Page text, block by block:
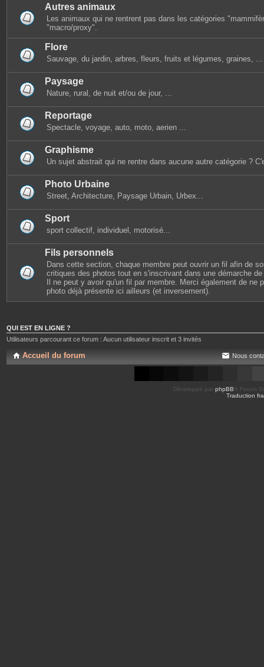
Autres animaux
Les animaux qui ne rentrent pas dans les catégories
"macro/proxy".
Flore
Sauvage, du jardin, arbres, fleurs, fruits et légumes, graines, ...
Paysage
Nature, rural, de nuit et/ou de jour, ...
Reportage
Spectacle, voyage, auto, moto, aerien ...
Graphisme
Un sujet abstrait qui ne rentre dans aucune autre catégorie ?
Photo Urbaine
Street, Architecture, Paysage Urbain, Urbex...
Sport
sport collectif, individuel, motorisé...
Fils personnels
Dans cette section, chaque membre peut ouvrir un fil afin de
critiques des photos tout en s'inscrivant dans une démarche
Il ne peut y avoir qu'un fil par membre. Merci également de ne
photo déjà présente ici ailleurs (et inversement).
QUI EST EN LIGNE ?
Utilisateurs parcourant ce forum : Aucun utilisateur inscrit et 3 invités
Accueil du forum Nous
Développé par phpBB ® Forum
Traduction